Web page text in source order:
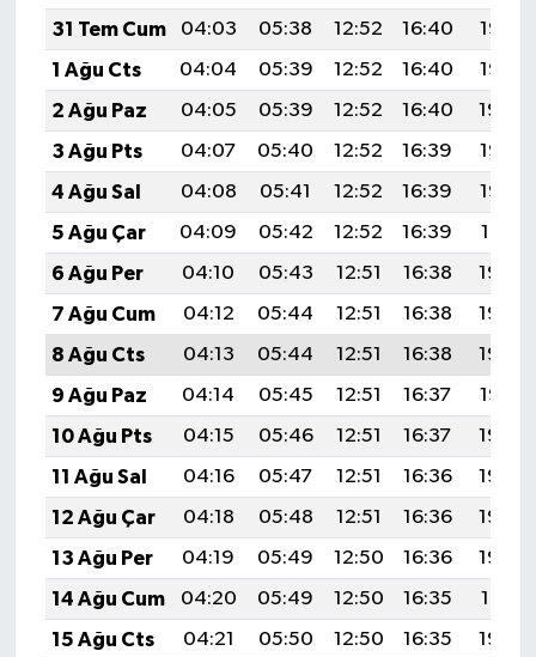
31 Tem Cum
04:03 05:38 12:52 16:40
19:56
1 Ağu Cts
04:04 05:39 12:52 16:40
19:55
2 Ağu Paz
04:05 05:39 12:52 16:40
19:54
3 Ağu Pts
04:07 05:40 12:52 16:39
19:53
4 Ağu Sal
04:08 05:41 12:52 16:39
19:52
5 Ağu Çar
04:09 05:42 12:52 16:39
19:51
6 Ağu Per
04:10 05:43 12:51 16:38
19:50
7 Ağu Cum
04:12 05:44 12:51 16:38
19:49
8 Ağu Cts
04:13 05:44 12:51 16:38
19:48
9 Ağu Paz
04:14 05:45 12:51 16:37
19:47
10 Ağu Pts
04:15 05:46 12:51 16:37
19:46
11 Ağu Sal
04:16 05:47 12:51 16:36
19:45
12 Ağu Çar
04:18 05:48 12:51 16:36
19:44
13 Ağu Per
04:19 05:49 12:50 16:36
19:42
14 Ağu Cum
04:20 05:49 12:50 16:35
19:41
15 Ağu Cts
04:21 05:50 12:50 16:35
19:40